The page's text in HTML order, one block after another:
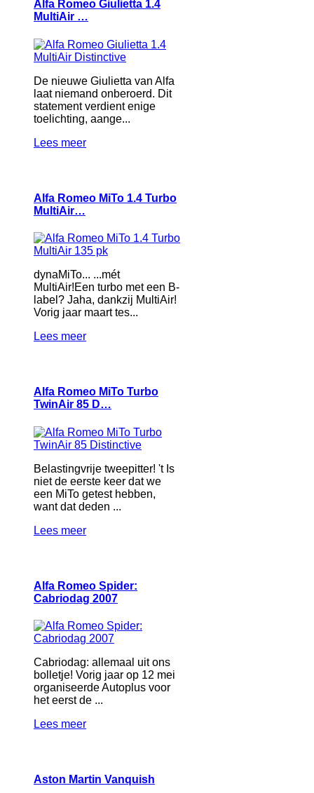
Alfa Romeo Giulietta 1.4
MultiAir …
De nieuwe Giulietta van Alfa
laat niemand onberoerd. Dit
statement verdient enige
toelichting, aange...
Lees meer
Alfa Romeo MiTo 1.4 Turbo
MultiAir…
dynaMiTo... ...mét
MultiAir!Een turbo met een B-
label? Jaha, dankzij MultiAir!
Vorig jaar maart tes...
Lees meer
Alfa Romeo MiTo Turbo
TwinAir 85 D…
Belastingvrije tweepitter! 't Is
niet de eerste keer dat we
een MiTo getest hebben,
want dat deden ...
Lees meer
Alfa Romeo Spider:
Cabriodag 2007
Cabriodag: allemaal uit ons
bolletje! Vorig jaar op 12 mei
organiseerde Autoplus voor
het eerst de ...
Lees meer
Aston Martin Vanquish